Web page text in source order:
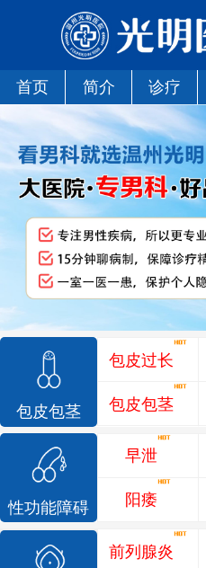
首页 简介 诊疗
包皮包茎
包皮过长
包皮包茎
性功能障碍
早泄
阳痿
前列腺炎